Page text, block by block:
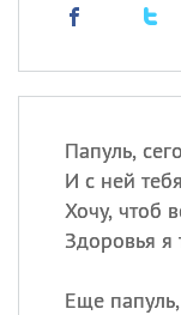
Папуль,
И с ней
Хочу, чтоб
Здоровья я
Еще